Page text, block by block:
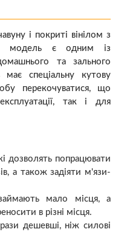
і покриті вінілом з
модель є одним із
та зального
має спеціальну кутову
перекочуватися, що
так і для
дозволять попрацювати
а також задіяти м'язи-
займають мало місця, а
в різні місця.
дешевші, ніж силові